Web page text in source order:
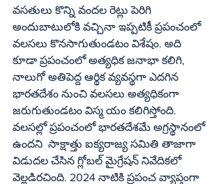
వసతులు కొన్ని వందల రెట్లు పెరిగి
అందుబాటులోకి వచ్చినా ఇప్పటికీ ప్రపంచంలో
వలసలు కొనసాగుతుండటం విశేషం. అది
కూడా ప్రపంచంలో అత్యధిక జనాభా కలిగి,
నాలుగో అతిపెద్ద ఆర్థిక వ్యవస్థగా ఎదగిన
భారతదేశం నుంచి వలసలు అత్యధికంగా
జరుగుతుండటం విస్మ యం కలిగిస్తోంది.
వలసల్లో ప్రపంచంలో భారతదేశమే అగ్రస్థానంలో
ఉందని  సాక్షాత్తు ఐక్యరాజ్య సమితి తాజాగా
విడుదల చేసిన గ్లోబల్‌ మైగ్రేషన్‌ నివేదికలో
వెల్లడిరచింది. 2024 నాటికి ప్రపంచ వ్యాప్తంగా